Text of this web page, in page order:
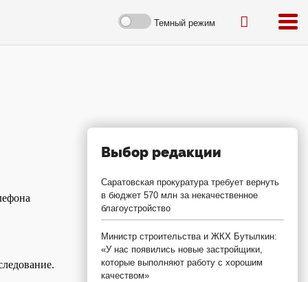
Темный режим
Выбор редакции
Саратовская прокуратура требует вернуть
в бюджет 570 млн за некачественное
благоустройство
Министр строительства и ЖКХ Бутылкин:
«У нас появились новые застройщики,
которые выполняют работу с хорошим
качеством»